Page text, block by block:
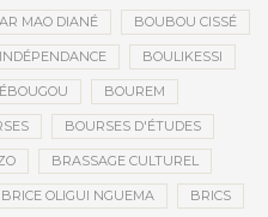
MAO DIANÉ BOUBOU CISSÉ
BOULIKESSI
BOUREM
BOURSES D'ÉTUDES
BRASSAGE CULTUREL
BRICE OLIGUI NGUEMA BRICS